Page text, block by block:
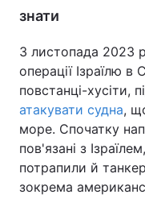
знати
З листопада 2023
операції Ізраїлю в
повстанці-хусіти,
атакувати судна,
море. Спочатку
пов'язані з
потрапили й
зокрема